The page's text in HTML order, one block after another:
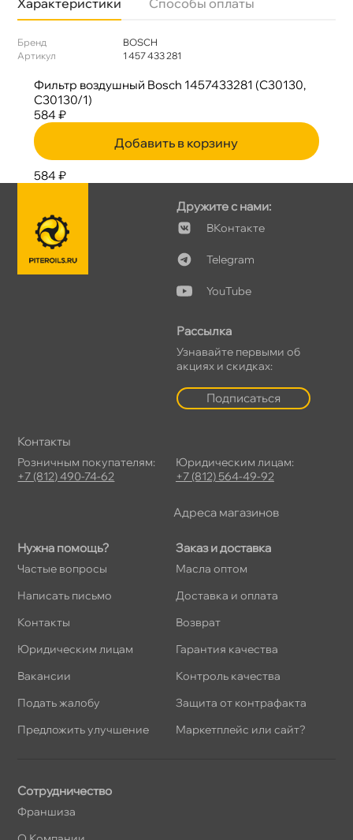
Бренд
BOSCH
Артикул
1 457 433 281
Фильтр воздушный Bosch 1457433281 (C30130,
C30130/1)
584 ₽
Добавить в корзину
584 ₽
Нужна помощь?
Частые вопросы
Написать письмо
Контакты
Юридическим лицам
акансии
Подать жалобу
Предложить улучшение
Заказ и доставка
Масла оптом
Доставка и оплата
озврат
Гарантия качества
Контроль качества
Защита от контрафакта
Маркетплейс или сайт?
Дружите с нами:
Контакте
Telegram
YouTube
Рассылка
Узнавайте первыми о
акциях и скидках:
Подписаться
Сотрудничество
Франшиза
Контакты
Розничным покупателям:
+7 (812) 490-74-62
Юридическим лицам:
+7 (812) 564-49-92
Адреса магазино